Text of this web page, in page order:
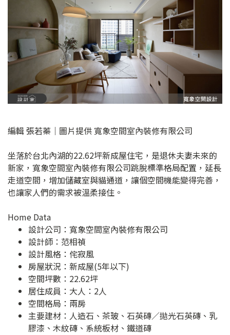
編輯 張若蓁｜圖片提供 寬象空間室內裝修有限公司
坐落於台北內湖的22.62坪新成屋住宅，是退休夫妻未來的
新家，寬象空間室內裝修有限公司跳脫標準格局配置，延長
走道空間，增加儲藏室與貓通道，讓個空間機能變得完善，
也讓家人們的需求被溫柔接住。
Home Data
設計公司： 寬象空間室內裝修有限公司
設計師：范相禎
設計風格：侘寂風
房屋狀況：新成屋(5年以下)
空間坪數：22.62坪
居住成員：大人：2人
空間格局：兩房
主要建材：人造石、茶玻、石英磚／拋光石英磚、乳
膠漆、木紋磚、系統板材、鐵道磚